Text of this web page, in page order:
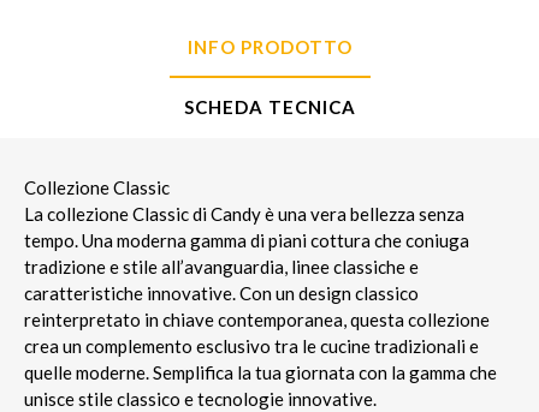
INFO PRODOTTO
SCHEDA TECNICA
Collezione Classic
La collezione Classic di Candy è una vera bellezza senza
tempo. Una moderna gamma di piani cottura che coniuga
tradizione e stile all’avanguardia, linee classiche e
caratteristiche innovative. Con un design classico
reinterpretato in chiave contemporanea, questa collezione
crea un complemento esclusivo tra le cucine tradizionali e
quelle moderne. Semplifica la tua giornata con la gamma che
unisce stile classico e tecnologie innovative.